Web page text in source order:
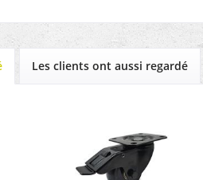
Les clients ont aussi regardé